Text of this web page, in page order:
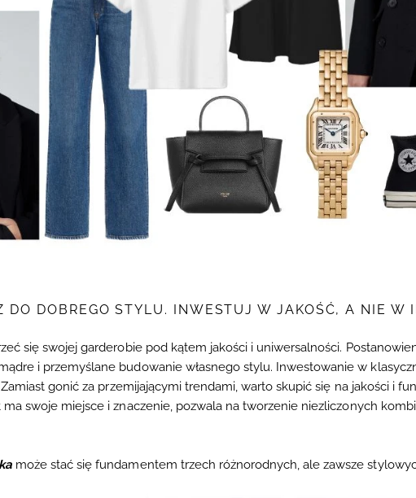
DO DOBREGO STYLU. INWESTUJ W JAKOŚĆ, A NIE W
się swojej garderobie pod kątem jakości i uniwersalności.
i przemyślane budowanie własnego stylu. Inwestowanie w
gonić za przemijającymi trendami, warto skupić się na jakości i
swoje miejsce i znaczenie, pozwala na tworzenie niezliczonych
może stać się fundamentem trzech różnorodnych, ale zawsze